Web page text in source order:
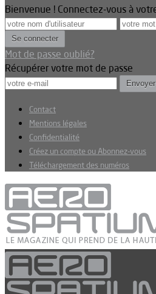
Bienvenue ! Connectez-vous à
Mot de passe oublié?
Récupérer votre mot de passe
Contact
Mentions légales
Confidentialité
Créez un compte ou Abonnez-vous
Téléchargement des numéros